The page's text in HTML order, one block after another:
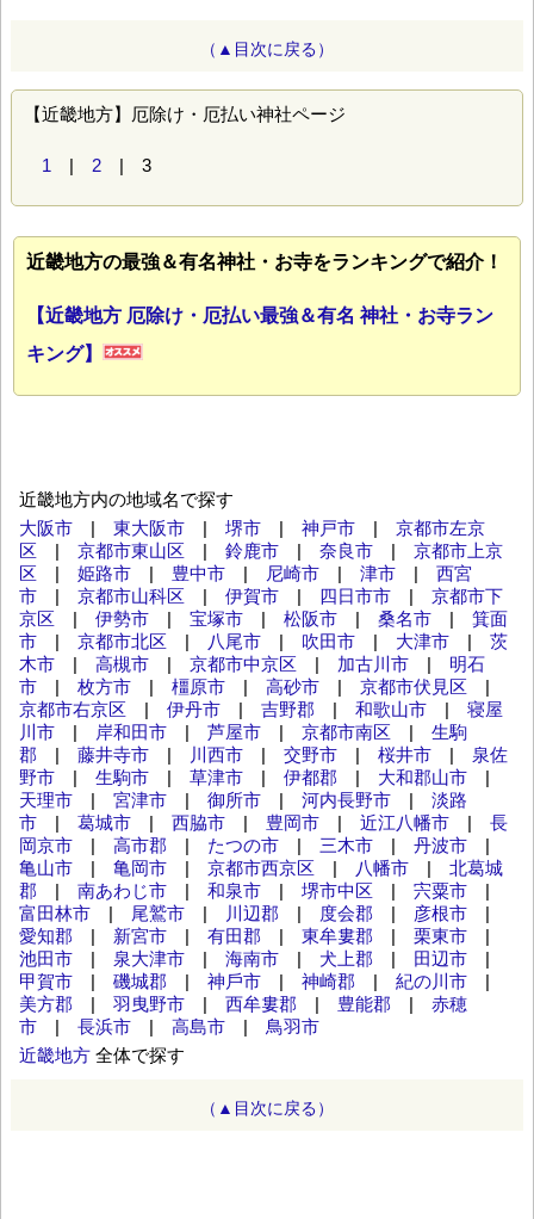
（▲目次に戻る）
【近畿地方】厄除け・厄払い神社ページ
1 | 2 | 3
近畿地方の最強＆有名神社・お寺をランキングで紹介！
【近畿地方 厄除け・厄払い最強＆有名 神社・お寺ラン
キング】
近畿地方内の地域名で探す
大阪市 | 東大阪市 | 堺市 | 神戸市 | 京都市左京
区 | 京都市東山区 | 鈴鹿市 | 奈良市 | 京都市上京
区 | 姫路市 | 豊中市 | 尼崎市 | 津市 | 西宮
市 | 京都市山科区 | 伊賀市 | 四日市市 | 京都市下
京区 | 伊勢市 | 宝塚市 | 松阪市 | 桑名市 | 箕面
市 | 京都市北区 | 八尾市 | 吹田市 | 大津市 | 茨
木市 | 高槻市 | 京都市中京区 | 加古川市 | 明石
市 | 枚方市 | 橿原市 | 高砂市 | 京都市伏見区 |
京都市右京区 | 伊丹市 | 吉野郡 | 和歌山市 | 寝屋
川市 | 岸和田市 | 芦屋市 | 京都市南区 | 生駒
郡 | 藤井寺市 | 川西市 | 交野市 | 桜井市 | 泉佐
野市 | 生駒市 | 草津市 | 伊都郡 | 大和郡山市 |
天理市 | 宮津市 | 御所市 | 河内長野市 | 淡路
市 | 葛城市 | 西脇市 | 豊岡市 | 近江八幡市 | 長
岡京市 | 高市郡 | たつの市 | 三木市 | 丹波市 |
亀山市 | 亀岡市 | 京都市西京区 | 八幡市 | 北葛城
郡 | 南あわじ市 | 和泉市 | 堺市中区 | 宍粟市 |
富田林市 | 尾鷲市 | 川辺郡 | 度会郡 | 彦根市 |
愛知郡 | 新宮市 | 有田郡 | 東牟婁郡 | 栗東市 |
池田市 | 泉大津市 | 海南市 | 犬上郡 | 田辺市 |
甲賀市 | 磯城郡 | 神⼾市 | 神崎郡 | 紀の川市 |
美方郡 | 羽曳野市 | 西牟婁郡 | 豊能郡 | 赤穂
市 | 長浜市 | 高島市 | 鳥羽市
近畿地方 全体で探す
（▲目次に戻る）